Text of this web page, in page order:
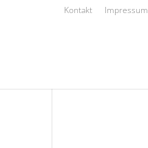
Kontakt Impressum